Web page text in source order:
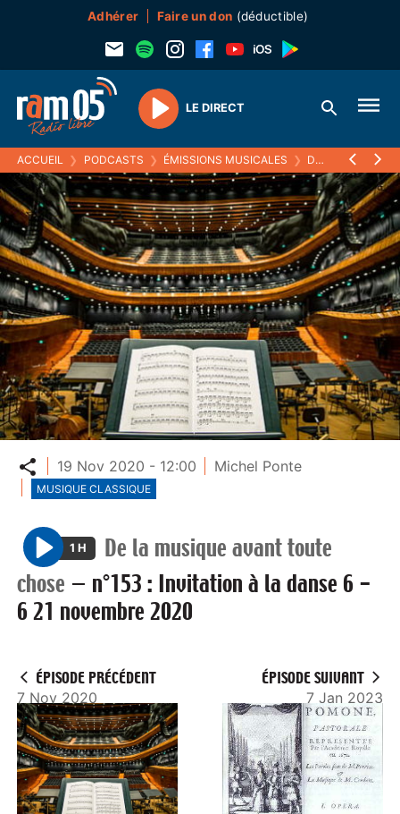
Adhérer Faire un don (déductible)
Play
LE DIRECT
ACCUEIL ❯ PODCASTS ❯ ÉMISSIONS MUSICALES ❯ DE LA MUSIQUE AVANT TOUTE CHOSE
Partager
19 Nov 2020 - 12:00 Michel Ponte
MUSIQUE CLASSIQUE
P
l
1 H
De la musique avant toute
chose — n°153 : Invitation à la danse 6 -
6 21 novembre 2020
ÉPISODE PRÉCÉDENT
7 Nov 2020
ÉPISODE SUIVANT
7 Jan 2023